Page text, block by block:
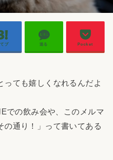
ブ 送る Pocket
ても嬉しくなれるんだよ
での飲み会や、このメルマ
の通り！」って書いてある